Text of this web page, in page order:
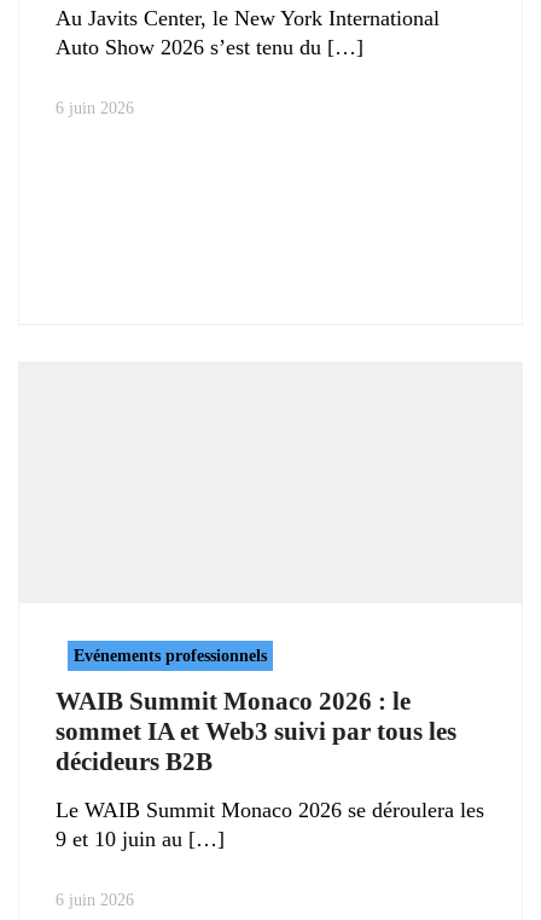
Au Javits Center, le New York International
Auto Show 2026 s’est tenu du
6 juin 2026
Evénements professionnels
WAIB Summit Monaco 2026 : le
sommet IA et Web3 suivi par tous les
décideurs B2B
Le WAIB Summit Monaco 2026 se déroulera les
9 et 10 juin au
6 juin 2026